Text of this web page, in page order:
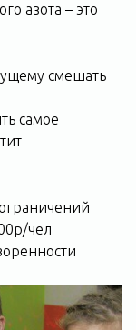
азота – это
смешать
самое
чел